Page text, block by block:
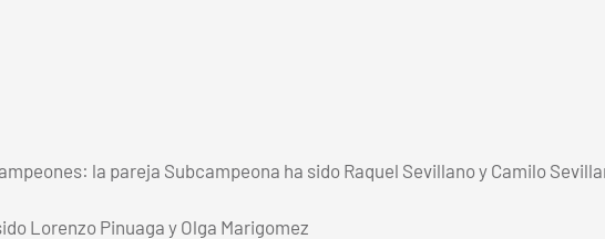
la pareja Subcampeona ha sido Raquel Sevillano y Camilo
Lorenzo Pinuaga y Olga Marigomez